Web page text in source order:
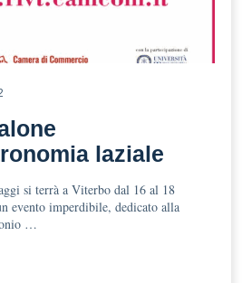
laziale
si terrà a Viterbo dal 16 al 18
evento imperdibile, dedicato alla
…